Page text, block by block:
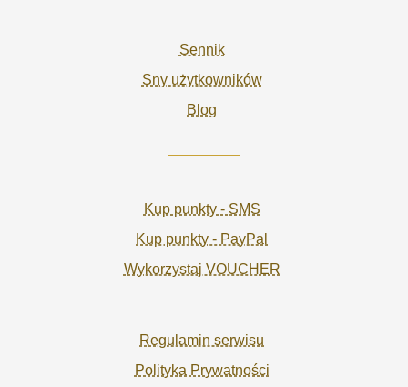
Sennik
Sny użytkowników
Blog
Kup punkty - SMS
Kup punkty - PayPal
Wykorzystaj VOUCHER
Regulamin serwisu
Polityka Prywatności